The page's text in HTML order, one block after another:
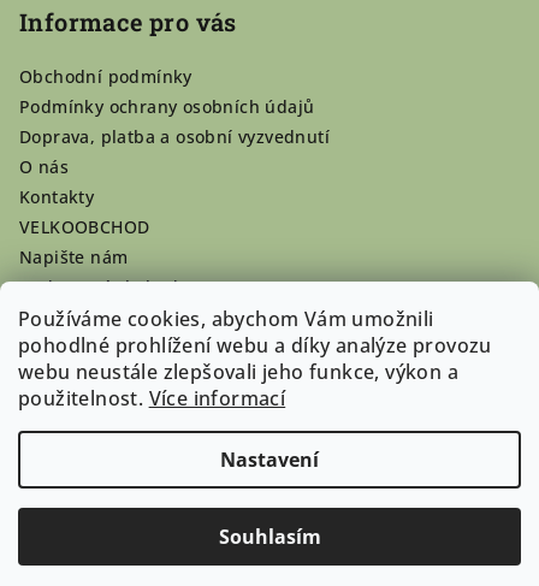
Používáme cookies, abychom Vám umožnili
pohodlné prohlížení webu a díky analýze provozu
webu neustále zlepšovali jeho funkce, výkon a
použitelnost. Více informací
Nastavení
Souhlasím
Informace pro vás
Obchodní podmínky
Podmínky ochrany osobních údajů
Doprava, platba a osobní vyzvednutí
O nás
Kontakty
VELKOOBCHOD
Napište nám
Hodnocení obchodu
Registrace se vyplatí!
Pamlsky na míru
Nepřevzaté dobírky
Copyright 2026Doghouse-shop.cz. Všechna práva
vyhrazena.
Vytvořil Shoptet